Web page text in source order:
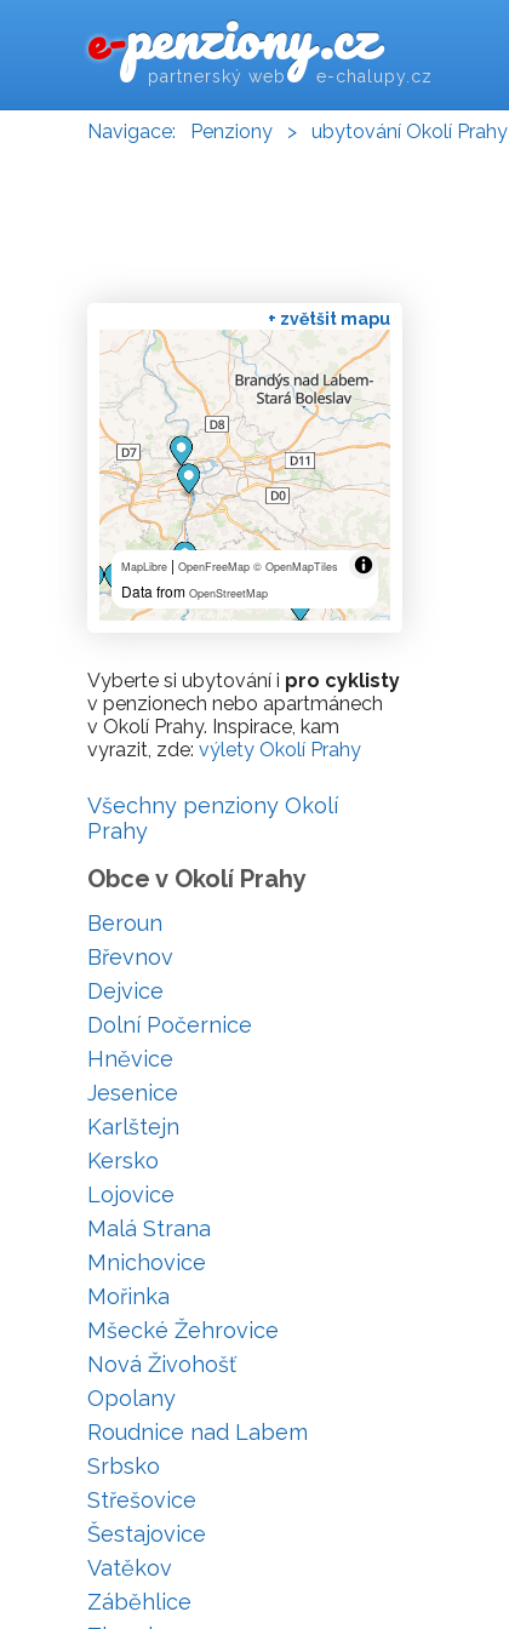
e-penziony.cz
partnerský web e-chalupy.cz
Navigace: Penziony > ubytování Okolí Prahy
+ zvětšit mapu
MapLibre | OpenFreeMap © OpenMapTiles
Data from OpenStreetMap
Vyberte si ubytování i pro cyklisty
v penzionech nebo apartmánech
v Okolí Prahy. Inspirace, kam
vyrazit, zde: výlety Okolí Prahy
Všechny penziony Okolí
Prahy
Obce v Okolí Prahy
Beroun
Břevnov
Dejvice
Dolní Počernice
Hněvice
Jesenice
Karlštejn
Kersko
Lojovice
Malá Strana
Mnichovice
Mořinka
Mšecké Žehrovice
Nová Živohošť
Opolany
Roudnice nad Labem
Srbsko
Střešovice
Šestajovice
Vatěkov
Záběhlice